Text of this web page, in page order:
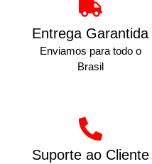
Entrega Garantida
Enviamos para todo o
Brasil
Suporte ao Cliente